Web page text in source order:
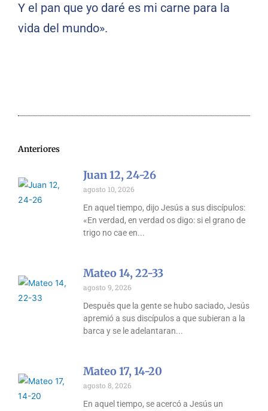
Y el pan que yo daré es mi carne para la
vida del mundo».
Anteriores
Juan 12, 24-26
agosto 10, 2026
En aquel tiempo, dijo Jesús a sus discípulos:
«En verdad, en verdad os digo: si el grano de
trigo no cae en
Mateo 14, 22-33
agosto 9, 2026
Después que la gente se hubo saciado, Jesús
apremió a sus discípulos a que subieran a la
barca y se le adelantaran
Mateo 17, 14-20
agosto 8, 2026
En aquel tiempo, se acercó a Jesús un